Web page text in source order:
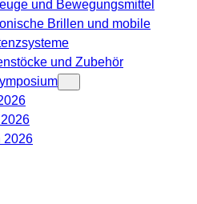
und Bewegungsmittel
Brillen und mobile
und Zubehör
2026